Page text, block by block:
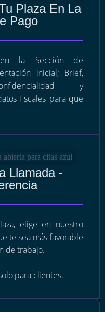
Plaza En La
Pago
la Sección de
inicial; Brief,
y
fiscales para que
Llamada -
elige en nuestro
te sea más favorable
de trabajo.
para clientes.